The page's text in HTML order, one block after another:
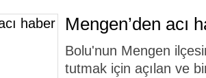
Mengen’den acı
Bolu'nun Mengen
tutmak için açılan ve